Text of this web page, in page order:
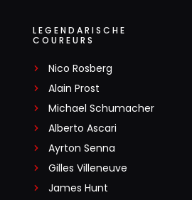
LEGENDARISCHE
COUREURS
Nico Rosberg
Alain Prost
Michael Schumacher
Alberto Ascari
Ayrton Senna
Gilles Villeneuve
James Hunt